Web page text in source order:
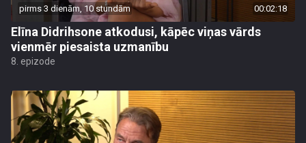
pirms 3 dienām, 10 stundām 00:02:18
Elīna Didrihsone atkodusi, kāpēc viņas vārds
vienmēr piesaista uzmanību
8. epizode